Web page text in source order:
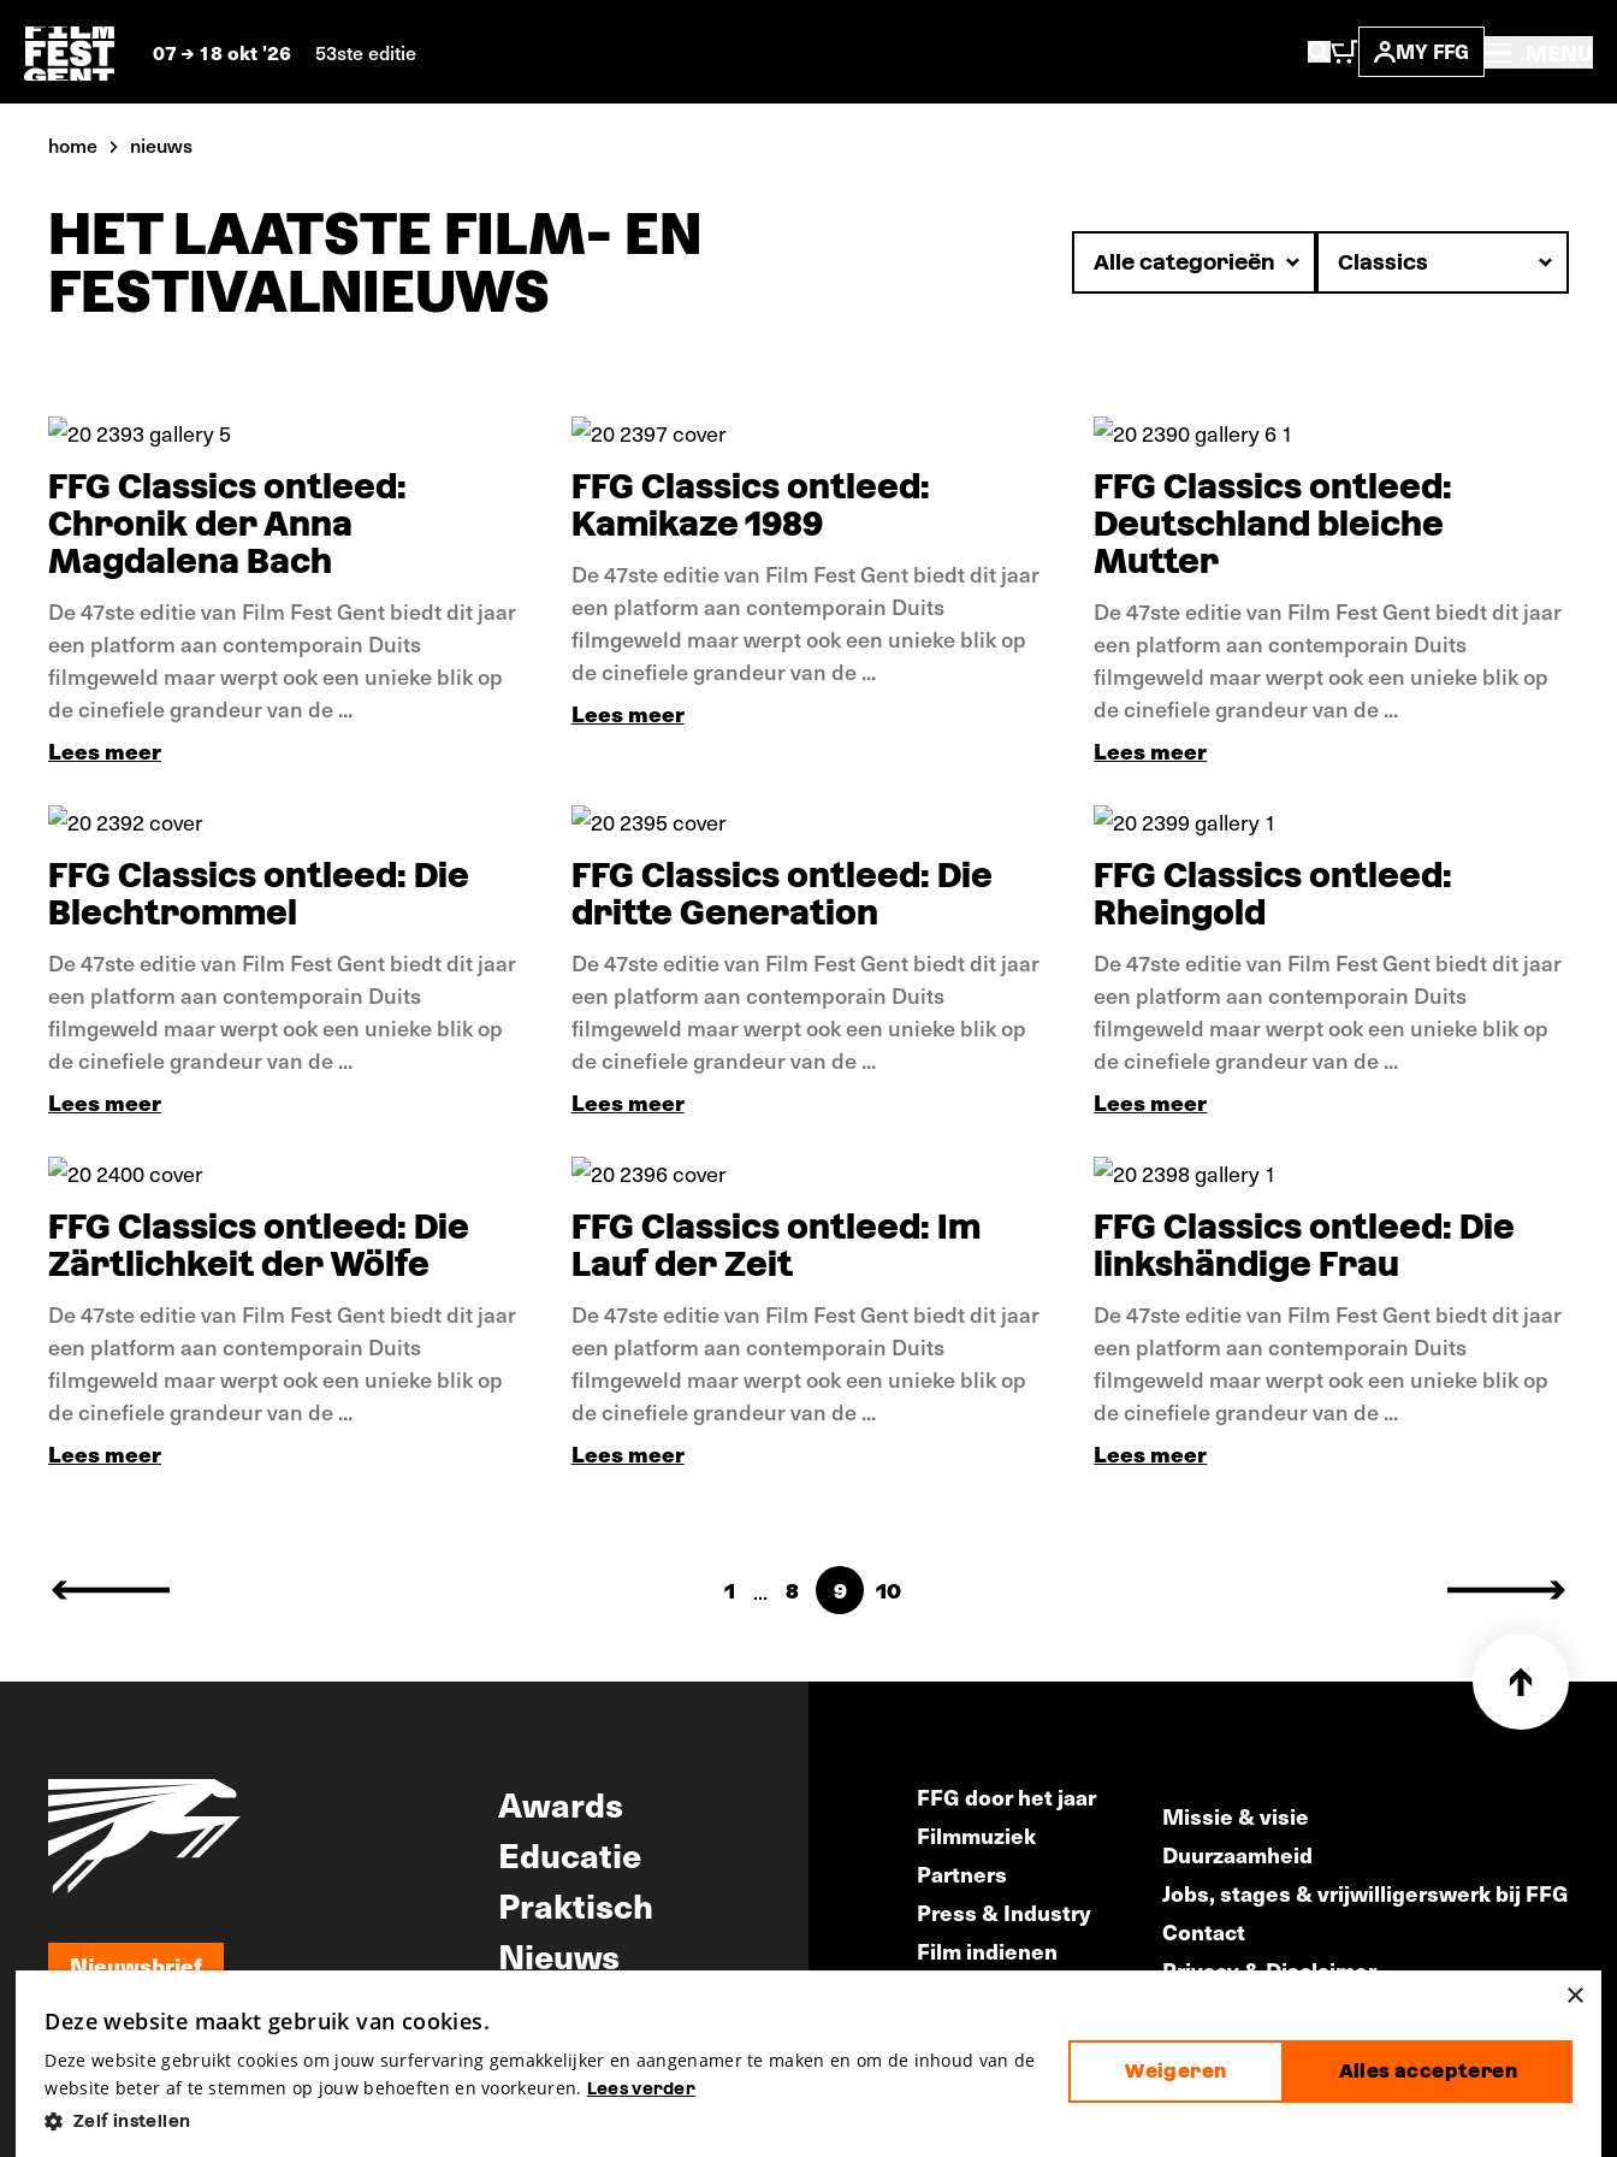
07 18 okt '26 53ste editie MY FFG
home nieuws
HET LAATSTE FILM- EN
FESTIVALNIEUWS
FFG Classics ontleed:
Chronik der Anna
Magdalena Bach
De 47ste editie van Film Fest Gent biedt dit jaar
een platform aan contemporain Duits
filmgeweld maar werpt ook een unieke blik op
de cinefiele grandeur van de ...
Lees meer
FFG Classics ontleed:
Kamikaze 1989
De 47ste editie van Film Fest Gent biedt dit jaar
een platform aan contemporain Duits
filmgeweld maar werpt ook een unieke blik op
de cinefiele grandeur van de ...
Lees meer
FFG Classics ontleed:
Deutschland bleiche
Mutter
De 47ste editie van Film Fest Gent biedt dit jaar
een platform aan contemporain Duits
filmgeweld maar werpt ook een unieke blik op
de cinefiele grandeur van de ...
Lees meer
FFG Classics ontleed: Die
Blechtrommel
De 47ste editie van Film Fest Gent biedt dit jaar
een platform aan contemporain Duits
filmgeweld maar werpt ook een unieke blik op
de cinefiele grandeur van de ...
Lees meer
FFG Classics ontleed: Die
dritte Generation
De 47ste editie van Film Fest Gent biedt dit jaar
een platform aan contemporain Duits
filmgeweld maar werpt ook een unieke blik op
de cinefiele grandeur van de ...
Lees meer
FFG Classics ontleed:
Rheingold
De 47ste editie van Film Fest Gent biedt dit jaar
een platform aan contemporain Duits
filmgeweld maar werpt ook een unieke blik op
de cinefiele grandeur van de ...
Lees meer
FFG Classics ontleed: Die
Zärtlichkeit der Wölfe
De 47ste editie van Film Fest Gent biedt dit jaar
een platform aan contemporain Duits
filmgeweld maar werpt ook een unieke blik op
de cinefiele grandeur van de ...
Lees meer
FFG Classics ontleed: Im
Lauf der Zeit
De 47ste editie van Film Fest Gent biedt dit jaar
een platform aan contemporain Duits
filmgeweld maar werpt ook een unieke blik op
de cinefiele grandeur van de ...
Lees meer
FFG Classics ontleed: Die
linkshändige Frau
De 47ste editie van Film Fest Gent biedt dit jaar
een platform aan contemporain Duits
filmgeweld maar werpt ook een unieke blik op
de cinefiele grandeur van de ...
Lees meer
1 ... 8 9 10
Nieuwsbrief
Nieuwsbrief
Awards
Educatie
Praktisch
Nieuws
FFG door het jaar
Filmmuziek
Partners
Press & Industry
Film indienen
Missie & visie
Duurzaamheid
Jobs, stages & vrijwilligerswerk bij FFG
Contact
Privacy & Disclaimer
made by
×
Deze website maakt gebruik van cookies.
Deze website gebruikt cookies om jouw surfervaring gemakkelijker en aangenamer te maken en om de inhoud van de
website beter af te stemmen op jouw behoeften en voorkeuren. Lees verder
Zelf instellen
Alles accepteren
Weigeren